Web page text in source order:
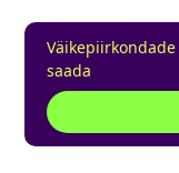
saada